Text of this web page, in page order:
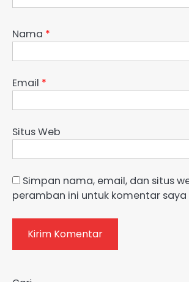
Nama *
Email *
Situs Web
Simpan nama, email, dan situs
peramban ini untuk komentar saya